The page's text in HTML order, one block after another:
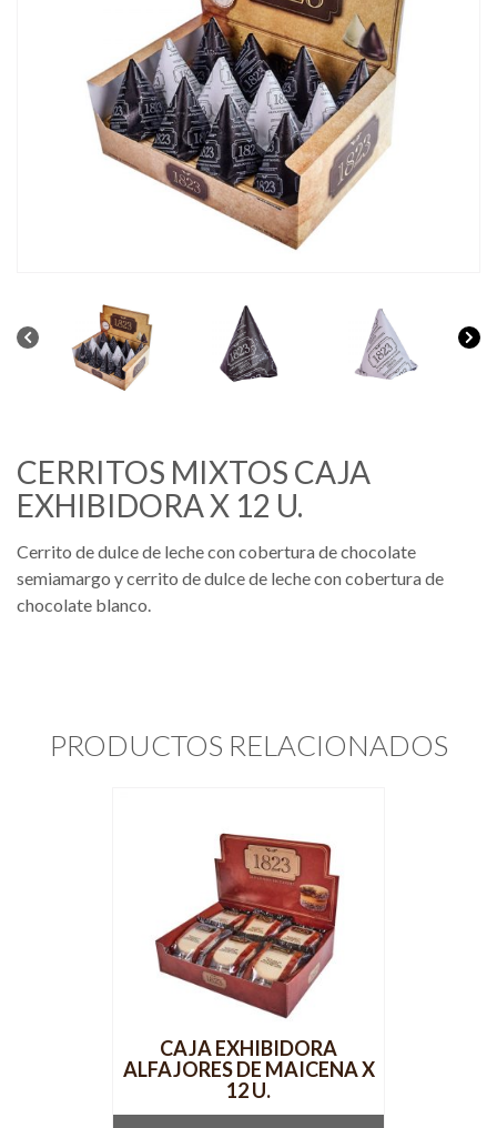
CERRITOS MIXTOS CAJA
EXHIBIDORA X 12 U.
Cerrito de dulce de leche con cobertura de chocolate
semiamargo y cerrito de dulce de leche con cobertura de
chocolate blanco.
PRODUCTOS RELACIONADOS
CAJA EXHIBIDORA
ALFAJORES DE MAICENA X
12 U.